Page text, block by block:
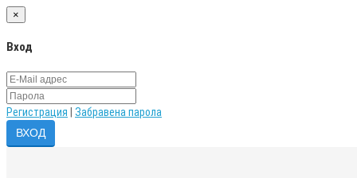
×
Вход
Регистрация Забравена парола